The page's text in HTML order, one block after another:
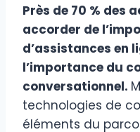
Près de 70 % des
accorder de
d’assistances en
l’importance du
conversationnel.
technologies de
éléments du